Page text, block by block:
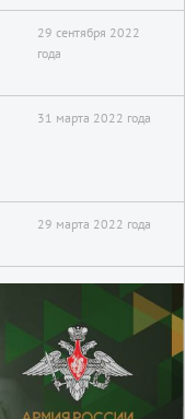
29 сентября 2022
года
31 марта 2022 года
29 марта 2022 года